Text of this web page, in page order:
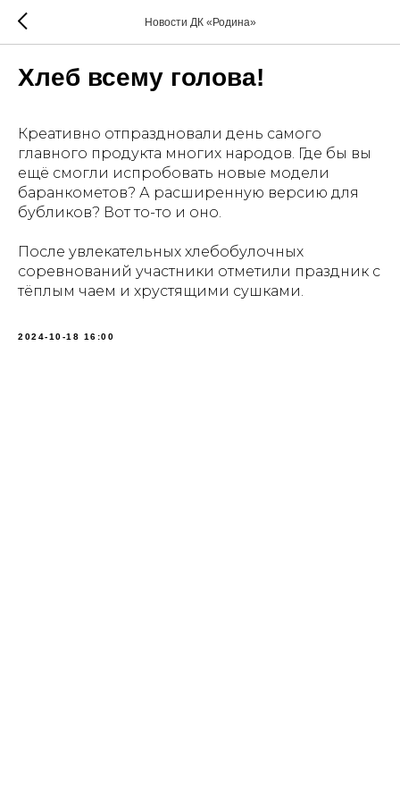
Новости ДК «Родина»
Хлеб всему голова!
Креативно отпраздновали день самого
главного продукта многих народов. Где бы вы
ещё смогли испробовать новые модели
баранкометов? А расширенную версию для
бубликов? Вот то-то и оно.
После увлекательных хлебобулочных
соревнований участники отметили праздник с
тёплым чаем и хрустящими сушками.
2024-10-18 16:00